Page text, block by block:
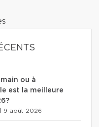
ou à
est la meilleure
9 août 2026